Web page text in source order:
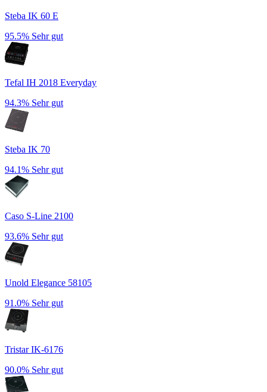
Steba IK 60 E
95.5% Sehr gut
Tefal IH 2018 Everyday
94.3% Sehr gut
Steba IK 70
94.1% Sehr gut
Caso S-Line 2100
93.6% Sehr gut
Unold Elegance 58105
91.0% Sehr gut
Tristar IK-6176
90.0% Sehr gut